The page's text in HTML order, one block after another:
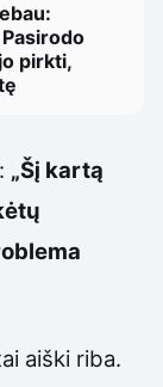
Pasirodo
pirkti,
„Šį kartą
aiški riba.